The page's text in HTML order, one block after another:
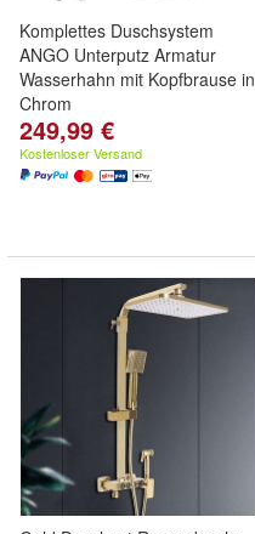
Komplettes Duschsystem
ANGO Unterputz Armatur
Wasserhahn mit Kopfbrause in
Chrom
249,99 €
Kostenloser Versand